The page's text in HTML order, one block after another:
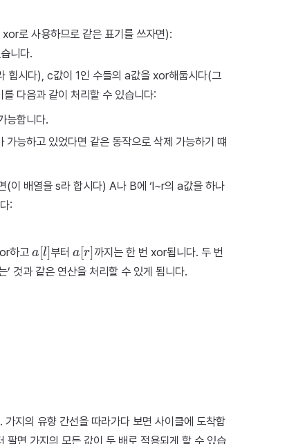
로 사용하므로 같은 표기를 쓰자면):
니다.
시다), c값이 1인 수들의 a값을 xor해둡시다(그
다음과 같이 처리할 수 있습니다:
능합니다.
능하고 있었다면 같은 동작으로 삭제 가능하기 떄
배열을 s라 합시다) A나 B에 ‘l~r의 a값을 하나
:
하고 [l]부터 [ r]까지는 한 번 xor됩니다. 두 번
것과 같은 연산을 처리할 수 있게 됩니다.
지의 유향 간선을 따라가다 보면 사이클에 도착합
팔면 가지의 모든 값이 두 배로 적용되게 할 수 있습